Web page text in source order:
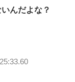
んだよな？